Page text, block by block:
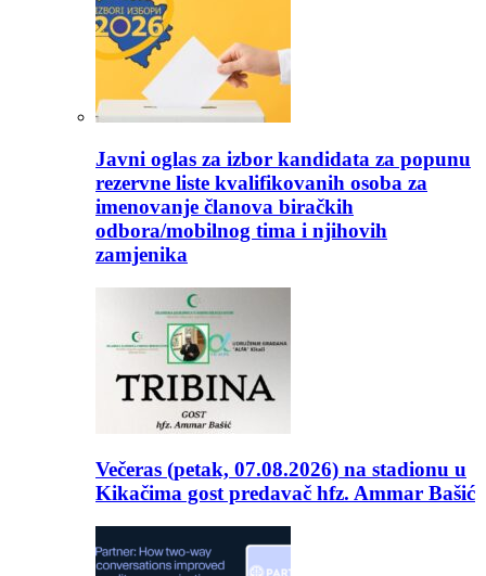
Javni oglas za izbor kandidata za popunu
rezervne liste kvalifikovanih osoba za
imenovanje članova biračkih
odbora/mobilnog tima i njihovih
zamjenika
Večeras (petak, 07.08.2026) na stadionu u
Kikačima gost predavač hfz. Ammar Bašić